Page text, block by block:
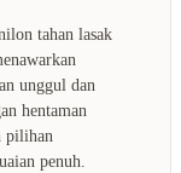
tahan lasak
unggul dan
hentaman
pilihan
penuh.